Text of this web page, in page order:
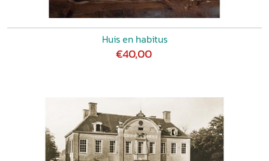
Huis en habitus
€40,00